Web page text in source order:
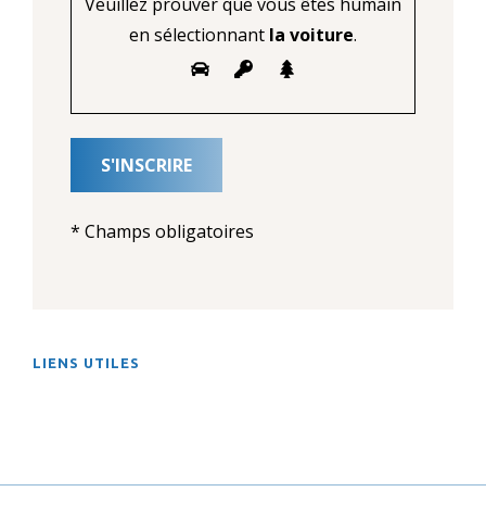
en sélectionnant la voiture.
* Champs obligatoires
LIENS UTILES